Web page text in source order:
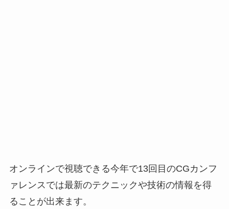
オンラインで視聴できる今年で13回目のCGカンフ
ァレンスでは最新のテクニックや技術の情報を得
ることが出来ます。